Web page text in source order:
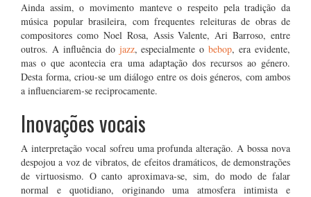
Ainda assim, o movimento manteve o respeito pela tradição da
música popular brasileira, com frequentes releituras de obras de
compositores como Noel Rosa, Assis Valente, Ari Barroso, entre
outros. A influência do jazz, especialmente obebop, era evidente,
mas o que acontecia era uma adaptação dos recursos ao género.
Desta forma, criou-se um diálogo entre os dois géneros, com ambos
a influenciarem-se reciprocamente.
Inovações vocais
A interpretação vocal sofreu uma profunda alteração. A bossa nova
despojou a voz de vibratos, de efeitos dramáticos, de demonstrações
de virtuosismo. O canto aproximava-se, sim, do modo de falar
normal e quotidiano, originando uma atmosfera intimista e